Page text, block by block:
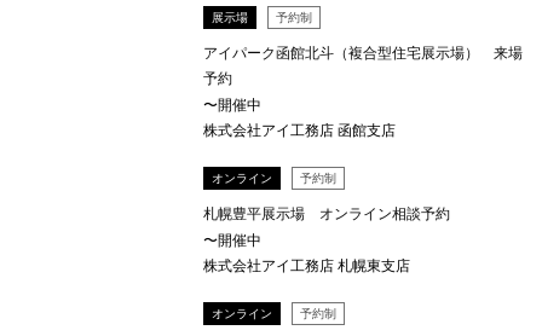
展示場 予約制
アイパーク函館北斗（複合型住宅展示場） 来場
予約
〜開催中
株式会社アイ工務店 函館支店
オンライン 予約制
札幌豊平展示場 オンライン相談予約
〜開催中
株式会社アイ工務店 札幌東支店
オンライン 予約制